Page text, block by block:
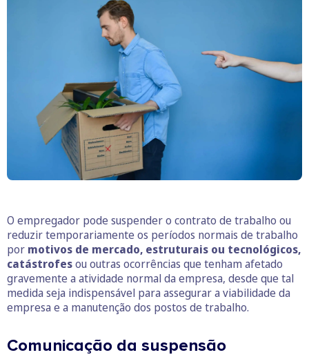
O empregador pode suspender o contrato de trabalho ou
reduzir temporariamente os períodos normais de trabalho
por motivos de mercado, estruturais ou tecnológicos,
catástrofesou outras ocorrências que tenham afetado
gravemente a atividade normal da empresa, desde que tal
medida seja indispensável para assegurar a viabilidade da
empresa e a manutenção dos postos de trabalho.
Comunicação da suspensão